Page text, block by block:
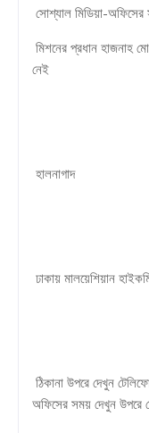
সোশ্যাল মিডিয়া-
মিশনের প্রধান হাজনাহ
নেই
হালনাগাদ
ঢাকায় মালয়েশিয়ান
ঠিকানা উপরে দেখুন
অফিসের সময় দেখুন উপরে